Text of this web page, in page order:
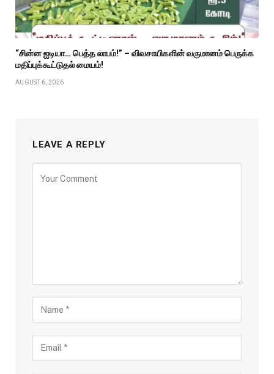
“சின்ன ஐடியா… பெத்த லாபம்!” – விவசாயிகளின் வருமானம் பெருக்க
மதிப்புக்கூட்டுதல் மையம்!
AUGUST 6, 2026
LEAVE A REPLY